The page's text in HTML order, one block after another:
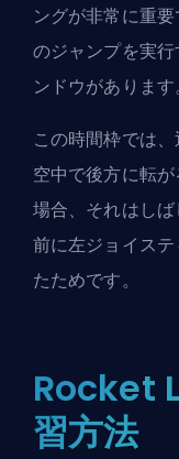
ングが非常に重
のジャンプを実行
ンドウがあります。
この時間枠では
空中で後方に転
場合、それはし
前に左ジョイス
たためです。
Rocket
習方法